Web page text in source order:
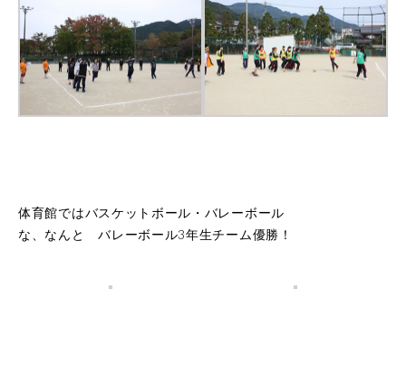
お知らせ
ダイアリー
お問い合わせ
体育館ではバスケットボール・バレーボール
な、なんと バレーボール3年生チーム優勝！